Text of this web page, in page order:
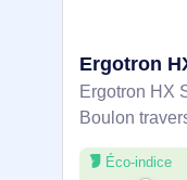
Ergotron HX
Boulon
maximale:
l’écran: 81,3
Éco-indice